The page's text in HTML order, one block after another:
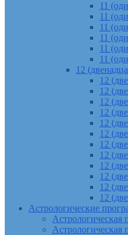
11
11
11
11
11
11
12
12
12
12
12
12
12
12
12
12
12
12
12
Астрологические
Астрологическая
Астрологическая